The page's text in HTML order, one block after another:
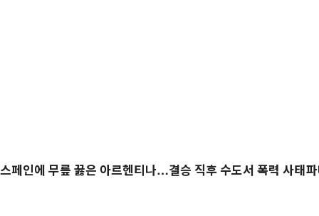
스페인에 무릎 꿇은 아르헨티나…결승 직후 수도서 폭력 사태